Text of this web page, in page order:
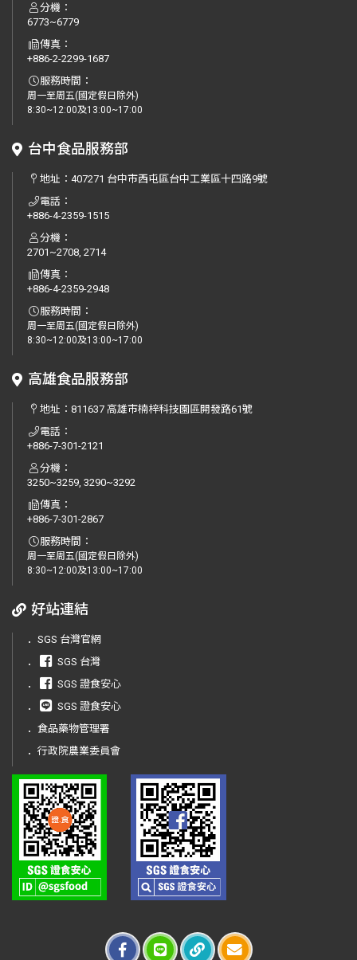
分機：
6773~6779
傳真：
+886-2-2299-1687
服務時間：
周一至周五(國定假日除外)
8:30~12:00及13:00~17:00
台中食品服務部
地址：407271 台中市西屯區台中工業區十四路9號
電話：
+886-4-2359-1515
分機：
2701~2708, 2714
傳真：
+886-4-2359-2948
服務時間：
周一至周五(國定假日除外)
8:30~12:00及13:00~17:00
高雄食品服務部
地址：811637 高雄市楠梓科技園區開發路61號
電話：
+886-7-301-2121
分機：
3250~3259, 3290~3292
傳真：
+886-7-301-2867
服務時間：
周一至周五(國定假日除外)
8:30~12:00及13:00~17:00
好站連結
． SGS 台灣官網
．
SGS 台灣
．
SGS 證食安心
．
SGS 證食安心
． 食品藥物管理署
． 行政院農業委員會